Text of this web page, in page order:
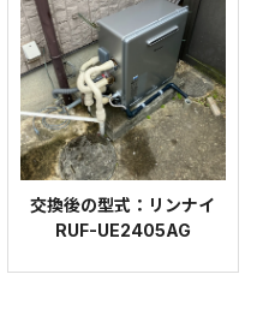
交換後の型式：リンナイ
RUF-UE2405AG